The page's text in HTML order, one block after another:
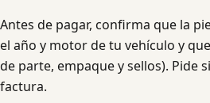
Antes de pagar, confirma que la
el año y motor de tu vehículo y
de parte, empaque y sellos). Pide
factura.